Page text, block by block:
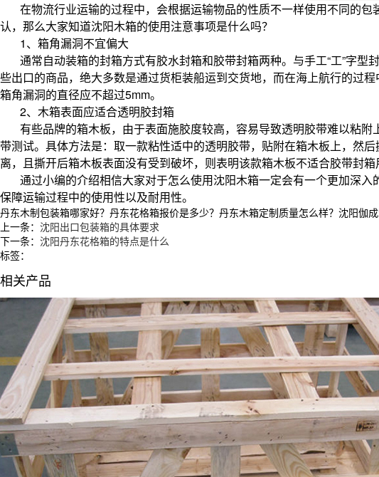
在物流行业运输的过程中，会根据运输物品的性质不一样使用不同的
认，那么大家知道沈阳木箱的使用注意事项是什么吗？
1、箱角漏洞不宜偏大
通常自动装箱的封箱方式有胶水封箱和胶带封箱两种。与手工“工”字
些出口的商品，绝大多数是通过货柜装船运到交货地，而在海上航行的过
箱角漏洞的直径应不超过5mm。
2、木箱表面应适合透明胶封箱
有些品牌的箱木板，由于表面施胶度较高，容易导致透明胶带难以粘
带测试。具体方法是：取一款粘性适中的透明胶带，贴附在箱木板上，然
离，且撕开后箱木板表面没有受到破坏，则表明该款箱木板不适合胶带封箱
通过小编的介绍相信大家对于怎么使用沈阳木箱一定会有一个更加深
保障运输过程中的使用性以及耐用性。
丹东木制包装箱哪家好？丹东花格箱报价是多少？丹东木箱定制质量怎么样？沈阳
上一条： 沈阳出口包装箱的具体要求
下一条： 沈阳丹东花格箱的特点是什么
标签：
相关产品